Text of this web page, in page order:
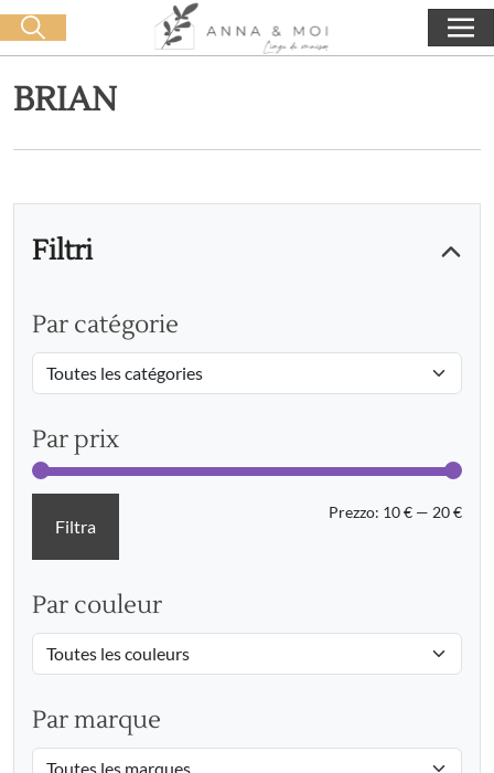
Consegna gratuita a partire da 60€ di acquisto 0,00€
BRIAN
Filtri
Par catégorie
Par prix
Filtra
Prezzo: 10 € — 20 €
Par couleur
Par marque